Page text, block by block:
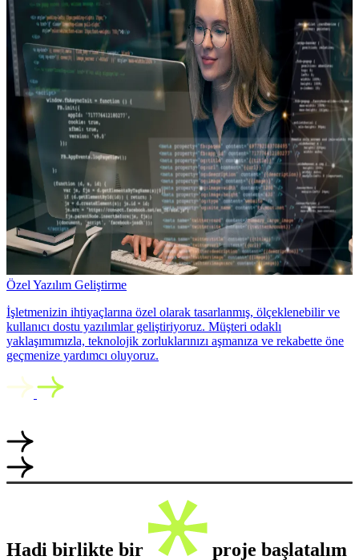
Özel Yazılım Geliştirme
İşletmenizin ihtiyaçlarına özel olarak tasarlanmış, ölçeklenebilir ve
kullanıcı dostu yazılımlar geliştiriyoruz. Müşteri odaklı
yaklaşımımızla, teknolojik zorluklarınızı aşmanıza ve rekabette öne
geçmenize yardımcı oluyoruz.
Hadi birlikte bir proje başlatalım